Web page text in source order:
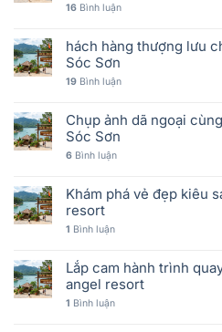
16 Bình luận
hách hàng thượng lưu
Sóc Sơn
19 Bình luận
Chụp ảnh dã ngoại
Sóc Sơn
6 Bình luận
Khám phá vẻ đẹp kiêu
resort
1 Bình luận
Lắp cam hành trình
angel resort
1 Bình luận